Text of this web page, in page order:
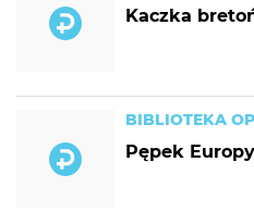
Kaczka
BIBLIOTEKA
Pępek Europy